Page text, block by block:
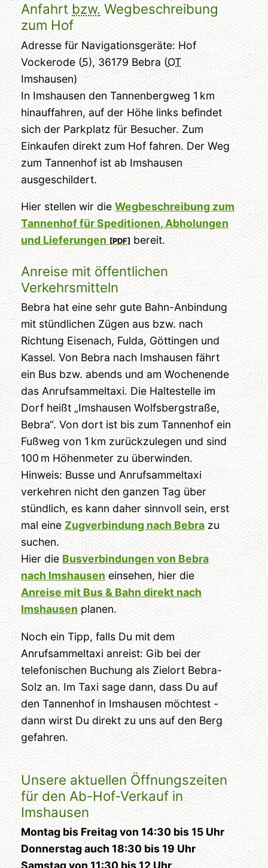
Anfahrt bzw. Wegbeschreibung
zum Hof
Adresse für Navigationsgeräte: Hof
Vockerode (5), 36179 Bebra (OT
Imshausen)
In Imshausen den Tannenbergweg 1 km
hinauffahren, auf der Höhe links befindet
sich der Parkplatz für Besucher. Zum
Einkaufen direkt zum Hof fahren. Der Weg
zum Tannenhof ist ab Imshausen
ausgeschildert.
Hier stellen wir dieWegbeschreibung zum
Tannenhof für Speditionen, Abholungen
und Lieferungen
bereit.
Anreise mit öffentlichen
Verkehrsmitteln
Bebra hat eine sehr gute Bahn-Anbindung
mit stündlichen Zügen aus bzw. nach
Richtung Eisenach, Fulda, Göttingen und
Kassel. Von Bebra nach Imshausen fährt
ein Bus bzw. abends und am Wochenende
das Anrufsammeltaxi. Die Haltestelle im
Dorf heißt „Imshausen Wolfsbergstraße,
Bebra“. Von dort ist bis zum Tannenhof ein
Fußweg von 1 km zurückzulegen und sind
100 m Höhenmeter zu überwinden.
Hinweis: Busse und Anrufsammeltaxi
verkehren nicht den ganzen Tag über
stündlich, es kann daher sinnvoll sein, erst
mal eine Zugverbindung nach Bebra zu
suchen.
Hier die Busverbindungen von Bebra
nach Imshausen einsehen, hier die
Anreise mit Bus & Bahn direkt nach
Imshausen planen.
Noch ein Tipp, falls Du mit dem
Anrufsammeltaxi anreist: Gib bei der
telefonischen Buchung als Zielort Bebra-
Solz an. Im Taxi sage dann, dass Du auf
den Tannenhof in Imshausen möchtest -
dann wirst Du direkt zu uns auf den Berg
gefahren.
Unsere aktuellen Öffnungszeiten
für den Ab-Hof-Verkauf in
Imshausen
Montag bis Freitag von 14:30 bis 15 Uhr
Donnerstag auch 18:30 bis 19 Uhr